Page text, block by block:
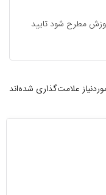
مطرح شود تایید
علامت‌گذاری شده‌اند